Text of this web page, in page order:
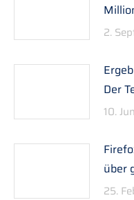
2.
Der
10.
über
25.